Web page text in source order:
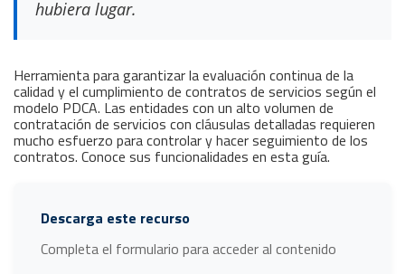
hubiera lugar.
Herramienta para garantizar la evaluación continua de la
calidad y el cumplimiento de contratos de servicios según el
modelo PDCA. Las entidades con un alto volumen de
contratación de servicios con cláusulas detalladas requieren
mucho esfuerzo para controlar y hacer seguimiento de los
contratos. Conoce sus funcionalidades en esta guía.
Descarga este recurso
Completa el formulario para acceder al contenido